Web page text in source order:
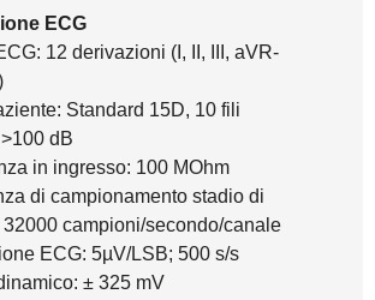
ECG
12 derivazioni (I, II, III, aVR-
Standard 15D, 10 fili
dB
in ingresso: 100 MOhm
di campionamento stadio di
32000 campioni/secondo/canale
ECG: 5µV/LSB; 500 s/s
± 325 mV